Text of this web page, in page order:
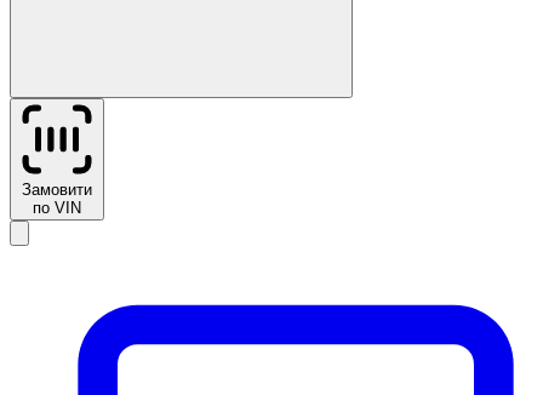
Замовити
по VIN